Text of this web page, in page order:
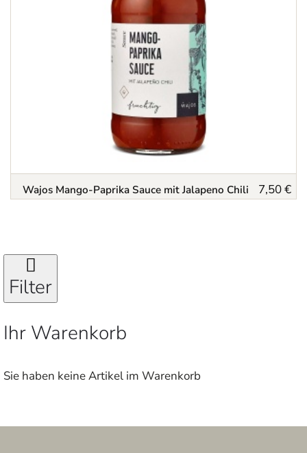
Wajos Mango-Paprika Sauce mit Jalapeno Chili 7,50 €
Filter
Ihr Warenkorb
Sie haben keine Artikel im Warenkorb